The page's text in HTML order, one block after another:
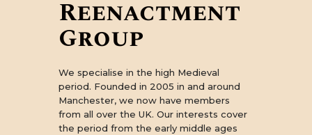
Reenactment
Group
We specialise in the high Medieval
period. Founded in 2005 in and around
Manchester, we now have members
from all over the UK. Our interests cover
the period from the early middle ages